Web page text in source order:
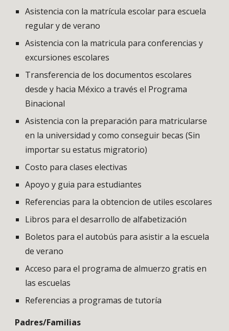
Asistencia con la matrícula escolar para escuela
regular y de verano
Asistencia con la matricula para conferencias y
excursiones escolares
Transferencia de los documentos escolares
desde y hacia México a través el Programa
Binacional
Asistencia con la preparación para matricularse
en la universidad y como conseguir becas (Sin
importar su estatus migratorio)
Costo para clases electivas
Apoyo y guia para estudiantes
Referencias para la obtencion de utiles escolares
Libros para el desarrollo de alfabetización
Boletos para el autobús para asistir a la escuela
de verano
Acceso para el programa de almuerzo gratis en
las escuelas
Referencias a programas de tutoría
Padres/Familias